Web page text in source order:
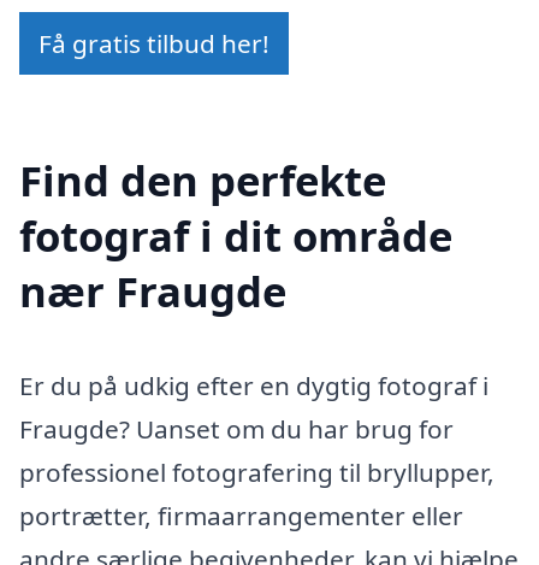
Få gratis tilbud her!
Find den perfekte
fotograf i dit område
nær Fraugde
Er du på udkig efter en dygtig fotograf i
Fraugde? Uanset om du har brug for
professionel fotografering til bryllupper,
portrætter, firmaarrangementer eller